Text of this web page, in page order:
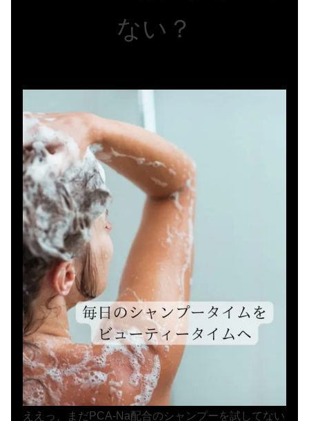
ない？
ええっ、まだPCA-Na配合のシャンプーを試してない